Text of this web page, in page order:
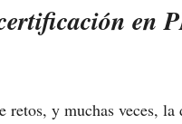
en
retos, y muchas veces,